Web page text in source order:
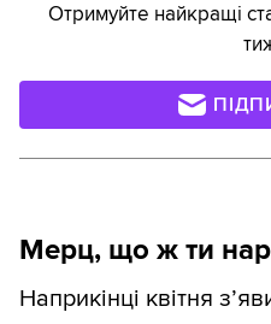
Отримуйте найкращі
Мерц, що ж ти
Наприкінці квітня